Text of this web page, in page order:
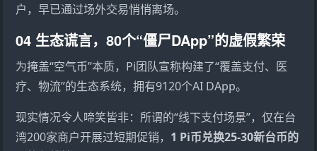
户，早已通过场外交易悄悄离场。
04 生态谎言，80个“僵尸DApp”的虚假繁荣
为掩盖“空气币”本质，Pi团队宣称构建了“覆盖支付、医
疗、物流”的生态系统，拥有9120个AI DApp。
现实情况令人啼笑皆非：所谓的“线下支付场景”，仅在台
湾200家商户开展过短期促销， 1 Pi币兑换25-30新台币的